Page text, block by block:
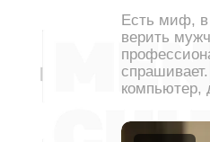
Есть миф, в
верить
компьютер,